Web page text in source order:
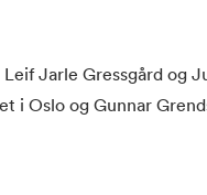
Jarle Gressgård og
i Oslo og Gunnar